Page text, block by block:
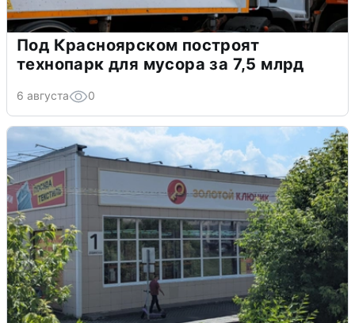
Под Красноярском построят
технопарк для мусора за 7,5 млрд
6 августа 0